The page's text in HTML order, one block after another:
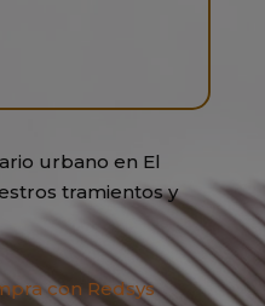
urbano en El
tramientos y
con Redsys